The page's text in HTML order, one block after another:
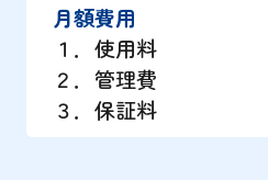
月額費用
１．使用料
２．管理費
３．保証料